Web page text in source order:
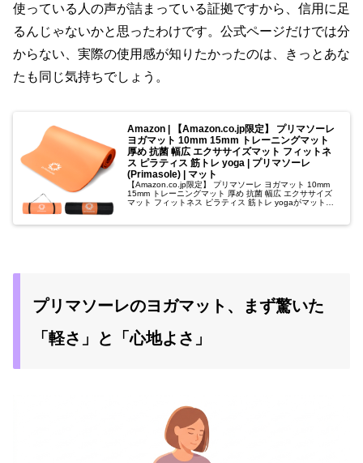
使っている人の声が詰まっている証拠ですから、信用に足
るんじゃないかと思ったわけです。公式ページだけでは分
からない、実際の使用感が知りたかったのは、きっとあな
たも同じ気持ちでしょう。
Amazon | 【Amazon.co.jp限定】 プリマソーレ
ヨガマット 10mm 15mm トレーニングマット
厚め 抗菌 幅広 エクササイズマット フィットネ
ス ピラティス 筋トレ yoga | プリマソーレ
(Primasole) | マット
【Amazon.co.jp限定】 プリマソーレ ヨガマット 10mm
15mm トレーニングマット 厚め 抗菌 幅広 エクササイズ
マット フィットネス ピラティス 筋トレ yogaがマットス
プリマソーレのヨガマット、まず驚いた
「軽さ」と「心地よさ」